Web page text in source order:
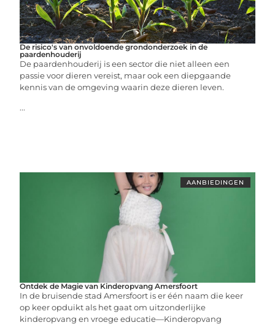
De risico's van onvoldoende grondonderzoek in de
paardenhouderij
De paardenhouderij is een sector die niet alleen een
passie voor dieren vereist, maar ook een diepgaande
kennis van de omgeving waarin deze dieren leven.
...
AANBIEDINGEN
Ontdek de Magie van Kinderopvang Amersfoort
In de bruisende stad Amersfoort is er één naam die keer
op keer opduikt als het gaat om uitzonderlijke
kinderopvang en vroege educatie—Kinderopvang